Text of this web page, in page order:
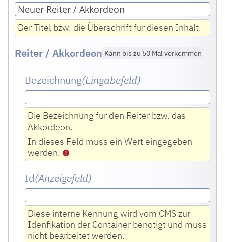
Der Titel bzw. die Überschrift für diesen Inhalt.
Reiter / Akkordeon Kann bis zu 50 Mal vorkommen
Bezeichnung(Eingabefeld)
Die Bezeichnung für den Reiter bzw. das
Akkordeon.
In dieses Feld muss ein Wert eingegeben
werden.
Id(Anzeigefeld)
Diese interne Kennung wird vom CMS zur
Idenfikation der Container benötigt und muss
nicht bearbeitet werden.